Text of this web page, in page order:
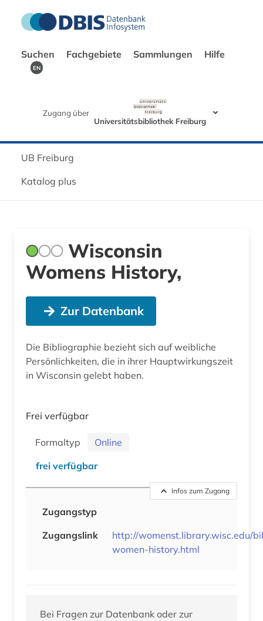
Suchen Fachgebiete Sammlungen Hilfe
EN
Zugang über
Universitätsbibliothek Freiburg
UB Freiburg
Katalog plus
Wisconsin
Womens History,
Zur Datenbank
Die Bibliographie bezieht sich auf weibliche
Persönlichkeiten, die in ihrer Hauptwirkungszeit
in Wisconsin gelebt haben.
Frei verfügbar
Formaltyp
Online
frei verfügbar
Infos zum Zugang
Zugangstyp
Zugangslink
http://womenst.library.wisc.edu/
women-history.html
Bei Fragen zur Datenbank oder zur